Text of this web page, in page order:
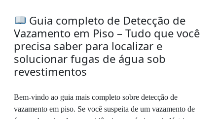
Guia completo de Detecção de
Vazamento em Piso – Tudo que você
precisa saber para localizar e
solucionar fugas de água sob
revestimentos
Bem-vindo ao guia mais completo sobre detecção de
vazamento em piso. Se você suspeita de um vazamento de